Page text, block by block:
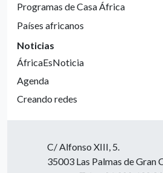
Programas de Casa África
Países africanos
Noticias
ÁfricaEsNoticia
Agenda
Creando redes
C/ Alfonso XIII, 5.
35003 Las Palmas de Gran